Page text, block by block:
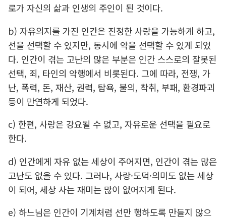
로가 자신의 삶과 인생의 주인이 된 것이다.
b) 자유의지를 가진 인간은 진정한 사랑을 가능하게 하고,
선을 선택할 수 있지만, 동시에 악을 선택할 수 있게 되었
다. 인간이 겪는 고난의 많은 부분은 인간 스스로의 잘못된
선택, 죄, 타인의 악행에서 비롯된다. 그에 따라, 전쟁, 가
난, 폭력, 돈, 재산, 권력, 탐욕, 불의, 착취, 부패, 환경파괴
등이 만연하게 되었다.
c) 한편, 사랑은 강요될 수 없고, 자유로운 선택을 필요로
한다.
d) 인간에게 자유 없는 세상이 주어지면, 인간이 겪는 많은
고난도 없을 수 있다. 그러나, 사랑·도덕·의미도 없는 세상
이 되어, 세상 사는 재미는 많이 없어지게 된다.
e) 하느님은 인간이 기계처럼 선만 행하도록 만들지 않으